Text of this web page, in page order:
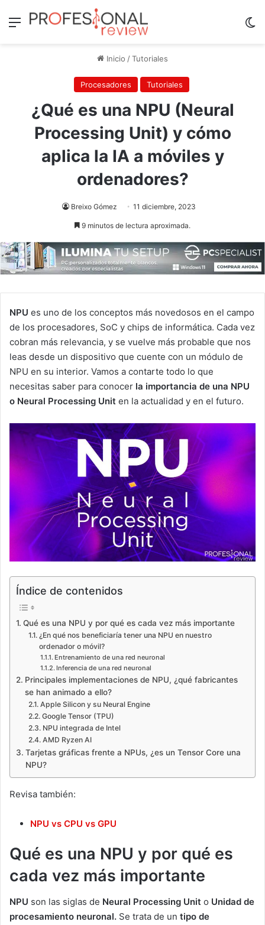
Menú
Inicio /Tutoriales
Procesadores Tutoriales
¿Qué es una NPU (Neural
Processing Unit) y cómo
aplica la IA a móviles y
ordenadores?
Breixo Gómez 11 diciembre, 2023
9 minutos de lectura aproximada.
NPU es uno de los conceptos más novedosos en el campo
de los procesadores, SoC y chips de informática. Cada vez
cobran más relevancia, y se vuelve más probable que nos
leas desde un dispositivo que cuente con un módulo de
NPU en su interior. Vamos a contarte todo lo que
necesitas saber para conocer la importancia de una NPU
o Neural Processing Unit en la actualidad y en el futuro.
Índice de contenidos
Qué es una NPU y por qué es cada vez más importante
¿En qué nos beneficiaría tener una NPU en nuestro
ordenador o móvil?
Entrenamiento de una red neuronal
Inferencia de una red neuronal
Principales implementaciones de NPU, ¿qué fabricantes
se han animado a ello?
Apple Silicon y su Neural Engine
Google Tensor (TPU)
NPU integrada de Intel
AMD Ryzen AI
Tarjetas gráficas frente a NPUs, ¿es un Tensor Core una
NPU?
Revisa también:
NPU vs CPU vs GPU
Qué es una NPU y por qué es
cada vez más importante
NPU son las siglas de Neural Processing Unit o Unidad de
procesamiento neuronal. Se trata de un tipo de